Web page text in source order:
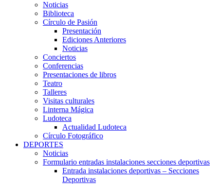
Noticias
Biblioteca
Círculo de Pasión
Presentación
Ediciones Anteriores
Noticias
Conciertos
Conferencias
Presentaciones de libros
Teatro
Talleres
Visitas culturales
Linterna Mágica
Ludoteca
Actualidad Ludoteca
Círculo Fotográfico
DEPORTES
Noticias
Formulario entradas instalaciones secciones deportivas
Entrada instalaciones deportivas – Secciones
Deportivas